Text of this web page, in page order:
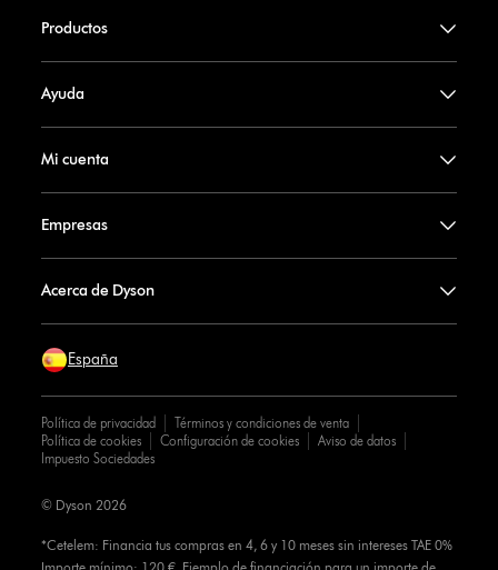
Productos
Ayuda
Mi cuenta
Empresas
Acerca de Dyson
España
Política de privacidad
Términos y condiciones de venta
Política de cookies
Configuración de cookies
Aviso de datos
Impuesto Sociedades
*Cetelem: Financia tus compras en 4, 6 y 10 meses sin intereses TAE 0%
© Dyson 2026